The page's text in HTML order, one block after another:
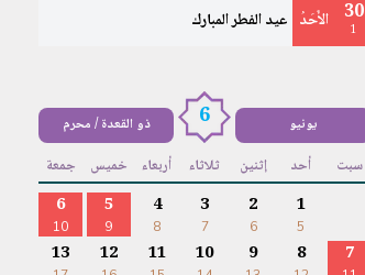
30
1 الأَحَدُ عيد الفطر المبارك
يونيو 6 ذو القعدة / محرم
سبت أحد إثنين ثلاثاء أربعاء خميس جمعة
1
5
2
6
3
7
4
8
5
9
6
10
7
8
9
10
11
12
13